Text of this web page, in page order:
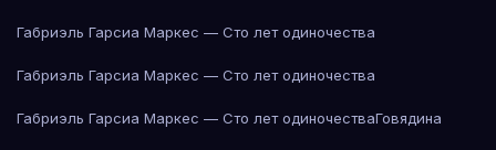
Габриэль Гарсиа Маркес — Сто лет одиночества
Габриэль Гарсиа Маркес — Сто лет одиночества
Габриэль Гарсиа Маркес — Сто лет одиночестваГовядина